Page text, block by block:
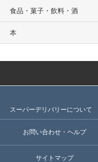
食品・菓子・飲料・酒
本
スーパーデリバリーについて
お問い合わせ・ヘルプ
サイトマップ